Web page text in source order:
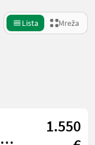
Lista Mreža
1.550